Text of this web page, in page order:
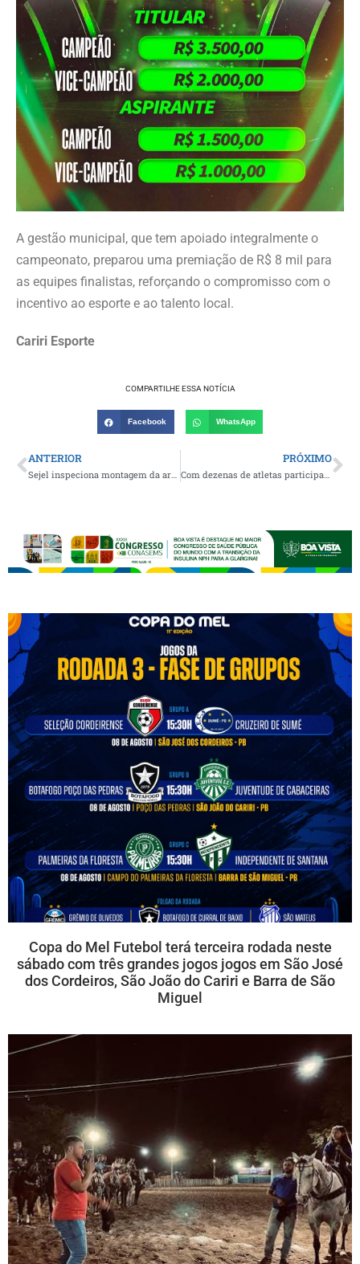
A gestão municipal, que tem apoiado integralmente o
campeonato, preparou uma premiação de R$ 8 mil para
as equipes finalistas, reforçando o compromisso com o
incentivo ao esporte e ao talento local.
Cariri Esporte
COMPARTILHE ESSA NOTÍCIA
Facebook WhatsApp
ANTERIOR PRÓXIMO
Com dezenas de atletas participantes, Movimenta Monteiro tem mais uma edição realizada e evento adere a campanha do Agosto Lilás
Copa do Mel Futebol terá terceira rodada neste
sábado com três grandes jogos jogos em São José
dos Cordeiros, São João do Cariri e Barra de São
Miguel